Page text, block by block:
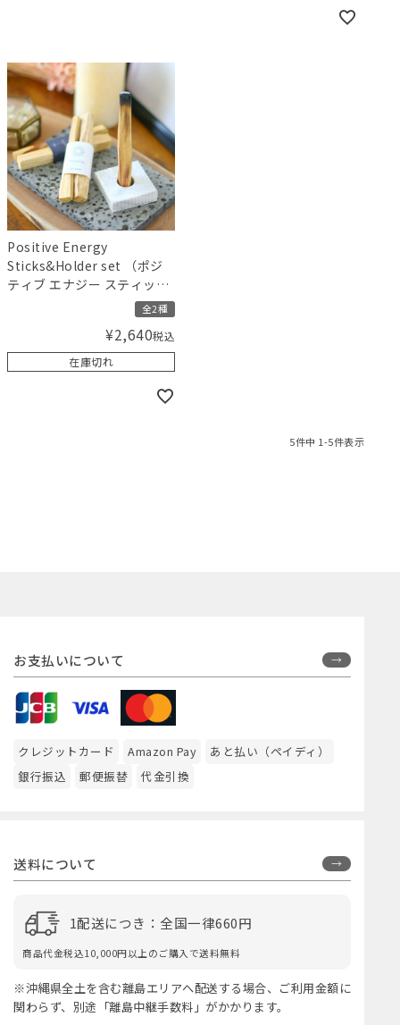
Positive Energy
Sticks&Holder set （ポジ
ティブ エナジー スティック
全2種
¥2,640税込
在庫切れ
5件中 1-5件表示
お支払いについて
クレジットカード Amazon Pay
あと払い（ペイディ）
銀行振込
郵便振替 代金引換
送料について
1配送につき：全国一律660円
商品代金税込10,000円以上のご購入で送料無料
※沖縄県全土を含む離島エリアへ配送する場合、ご利用金額に
関わらず、別途「離島中継手数料」がかかります。